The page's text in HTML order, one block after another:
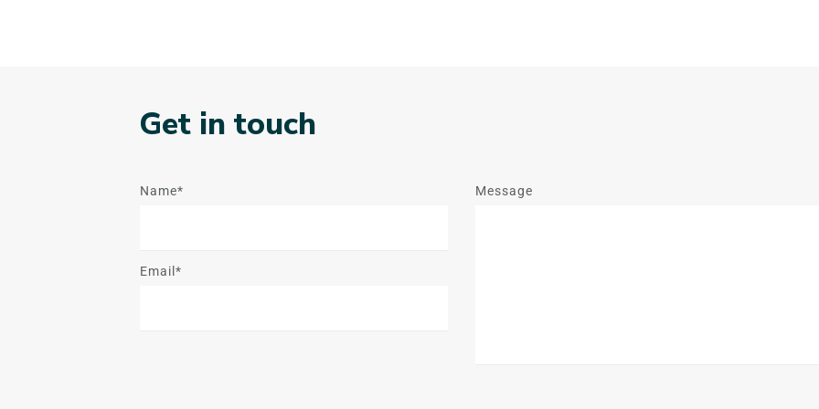
Get in touch
Name*
Email*
Message